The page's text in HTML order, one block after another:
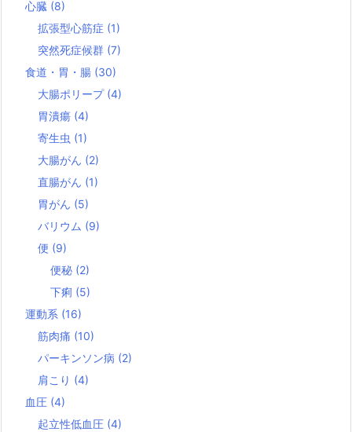
心臓 (8)
拡張型心筋症 (1)
突然死症候群 (7)
食道・胃・腸 (30)
大腸ポリープ (4)
胃潰瘍 (4)
寄生虫 (1)
大腸がん (2)
直腸がん (1)
胃がん (5)
バリウム (9)
便 (9)
便秘 (2)
下痢 (5)
運動系 (16)
筋肉痛 (10)
パーキンソン病 (2)
肩こり (4)
血圧 (4)
起立性低血圧 (4)